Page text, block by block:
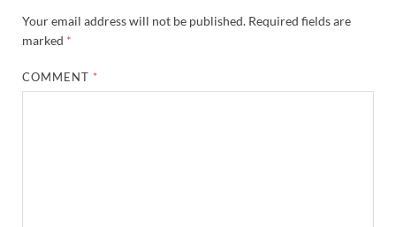
Your email address will not be published. Required fields are
marked *
COMMENT *